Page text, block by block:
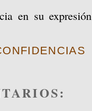
en su